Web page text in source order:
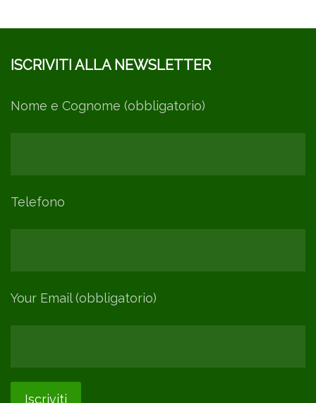
ISCRIVITI ALLA NEWSLETTER
Nome e Cognome (obbligatorio)
Telefono
Your Email (obbligatorio)